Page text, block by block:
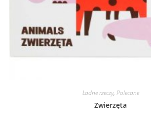
Ładne rzeczy, Polecane
Zwierzęta